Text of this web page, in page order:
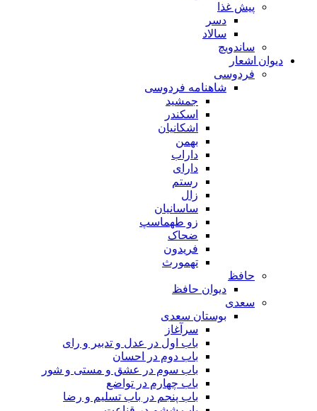
پیش غذا
دسر
سالاد
ساندویچ
دیوان اشعار
فردوسی
شاهنامه فردوسی
جمشید
اسکندر
اشکانیان
بهمن
داراب
دارای
رستم
زال
ساسانیان
زو طهماسپ‏
ضحاک
فریدون
تهمورث
حافظ
دیوان حافظ
سعدی
بوستان سعدی
سرآغاز
باب اول در عدل و تدبیر و رای
باب دوم در احسان
باب سوم در عشق و مستی و شور
باب چهارم در تواضع
باب پنجم در باب تسلیم و رضا